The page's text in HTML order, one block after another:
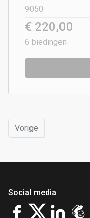
9050
€ 220,00
6 biedingen
Vorige
Social media